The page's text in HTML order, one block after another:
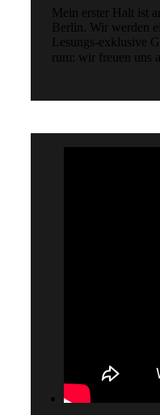
Mein erster Halt ist
Berlin. Wir werden
Lesungs-exklusive
rum: wir freuen uns